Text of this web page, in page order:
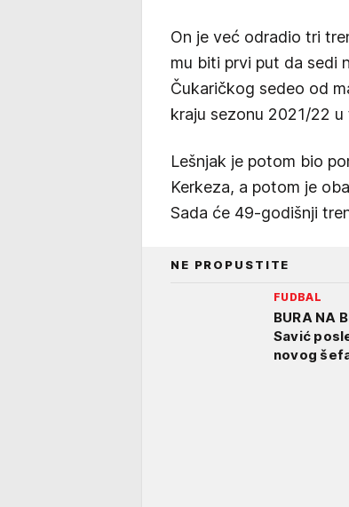
On je već odradio tri
mu biti prvi put da sedi
Čukaričkog sedeo od
kraju sezonu 2021/22
Lešnjak je potom bio
Kerkeza, a potom je
Sada će 49-godišnji
NE PROPUSTITE
FUDBAL
BURA NA
Savić
novog